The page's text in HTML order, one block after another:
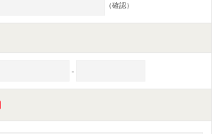
（確認）
-